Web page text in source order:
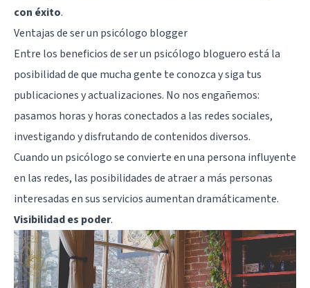
con éxito.
Ventajas de ser un psicólogo blogger
Entre los beneficios de ser un psicólogo bloguero está la
posibilidad de que mucha gente te conozca y siga tus
publicaciones y actualizaciones. No nos engañemos:
pasamos horas y horas conectados a las redes sociales,
investigando y disfrutando de contenidos diversos.
Cuando un psicólogo se convierte en una persona influyente
en las redes, las posibilidades de atraer a más personas
interesadas en sus servicios aumentan dramáticamente.
Visibilidad es poder.